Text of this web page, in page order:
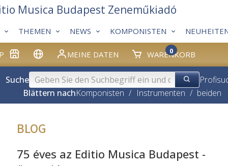
MEINE DATEN WARENKORB
0
THEMEN NEWS KOMPONISTEN
Musica Budapest Zeneműkiadó
Suche
Blättern nachKomponisten / Instrumenten / beiden
BLOG
75 éves az Editio Musica Budapest -